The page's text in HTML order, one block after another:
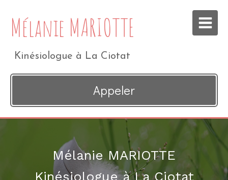
Mélanie MARIOTTE
Kinésiologue à La Ciotat
Appeler
Mélanie MARIOTTE
Kinésiologue à La Ciotat